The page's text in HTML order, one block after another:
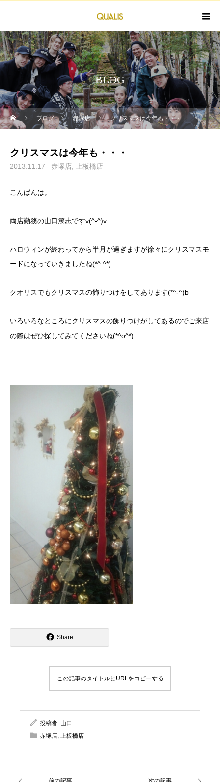
BLOG
ブログ 赤塚店 クリスマスは今年も・・・
クリスマスは今年も・・・
2013.11.17 赤塚店 上板橋店
こんばんは。
両店勤務の山口篤志ですv(^-^)v
ハロウィンが終わってから半月が過ぎますが徐々にクリスマスモ
ードになっていきましたね(*^.^*)
クオリスでもクリスマスの飾りつけをしてあります(*^-^)b
いろいろなところにクリスマスの飾りつけがしてあるのでご来店
の際はぜひ探してみてくださいね(*^o^*)
Share
この記事のタイトルとURLをコピーする
投稿者: 山口
赤塚店
上板橋店
前の記事 次の記事